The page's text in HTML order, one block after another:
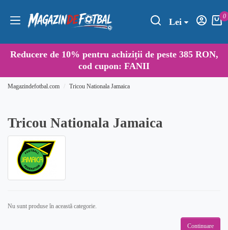
Lei
0
Reducere de 10% pentru achiziții de peste 385 RON,
cod cupon: FANII
Magazindefotbal.com Tricou Nationala Jamaica
Tricou Nationala Jamaica
Nu sunt produse în această categorie.
Continuare